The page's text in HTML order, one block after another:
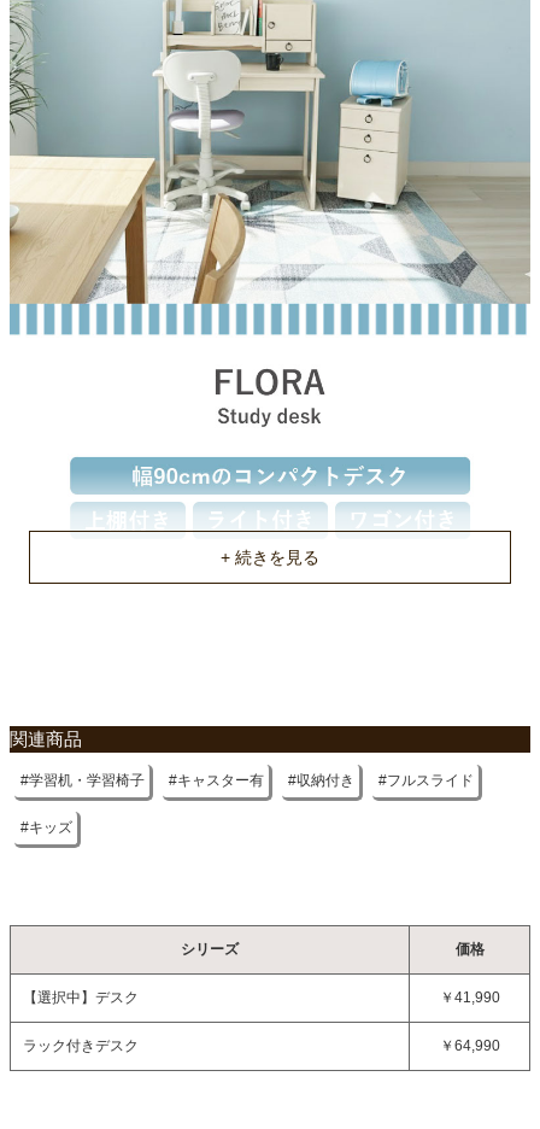
ウレタン塗装
ワゴンサイズ
33x45x58(cm)
原産国
関連商品
学習机・学習椅子 キャスター有 収納付き フルスライド
キッズ
シリーズ 価格
【選択中】 デスク ￥41,990
ラック付きデスク ￥64,990